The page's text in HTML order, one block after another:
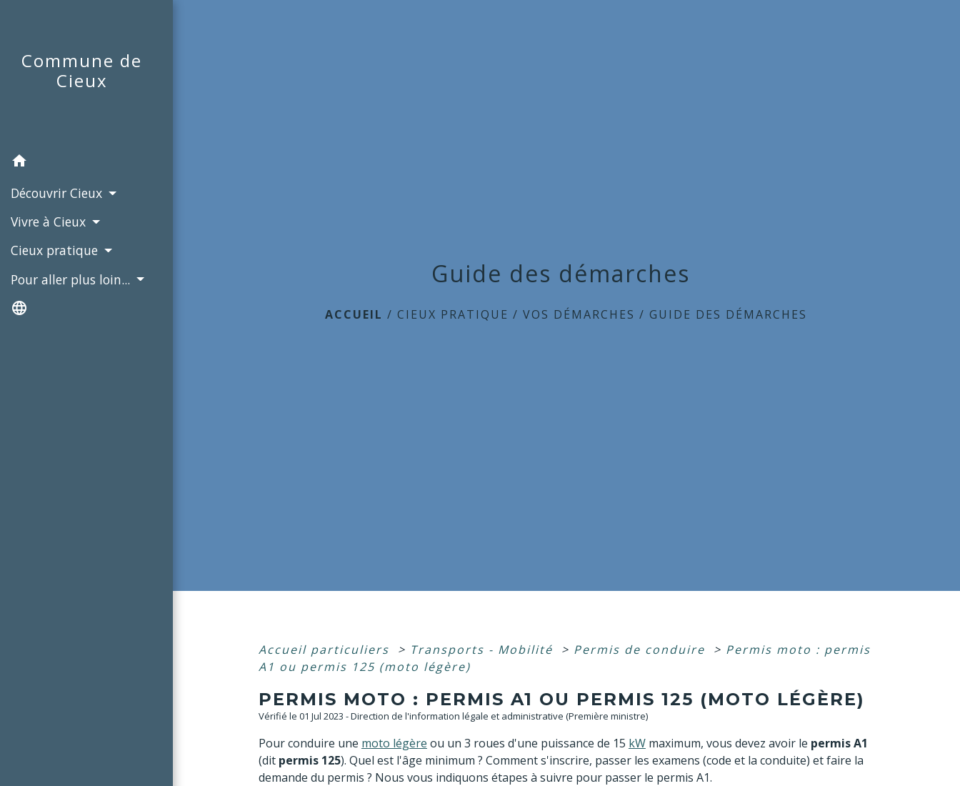
Commune de
Cieux
home
Découvrir Cieux
Vivre à Cieux
Cieux pratique
Pour aller plus loin...
language
Guide des démarches
ACCUEIL /CIEUX PRATIQUE /VOS DÉMARCHES /GUIDE DES DÉMARCHES
Accueil particuliers > Transports - Mobilité > Permis de conduire > Permis moto : permis
A1 ou permis 125 (moto légère)
PERMIS MOTO : PERMIS A1 OU PERMIS 125 (MOTO LÉGÈRE)
Vérifié le 01 Jul 2023 - Direction de l'information légale et administrative (Première ministre)
Pour conduire une moto légère ou un 3 roues d'une puissance de 15 kWmaximum, vous devez avoir le permis A1
(dit permis 125). Quel est l'âge minimum ? Comment s'inscrire, passer les examens (code et la conduite) et faire la
demande du permis ? Nous vous indiquons étapes à suivre pour passer le permis A1.